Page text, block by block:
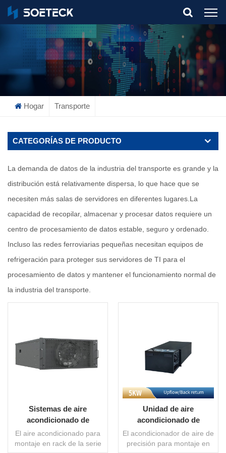
What Are You Looking For?
Hogar Transporte
CATEGORÍAS DE PRODUCTO
La demanda de datos de la industria del transporte es grande y la
distribución está relativamente dispersa, lo que hace que se
necesiten más salas de servidores en diferentes lugares.La
capacidad de recopilar, almacenar y procesar datos requiere un
centro de procesamiento de datos estable, seguro y ordenado.
Incluso las redes ferroviarias pequeñas necesitan equipos de
refrigeración para proteger sus servidores de TI para el
procesamiento de datos y mantener el funcionamiento normal de
la industria del transporte.
Sistemas de aire
acondicionado de
precisión montados en
rack
El aire acondicionado para
montaje en rack de la serie
Unidad de aire
acondicionado de
precisión montada en
rack para servidores
El acondicionador de aire de
precisión para montaje en